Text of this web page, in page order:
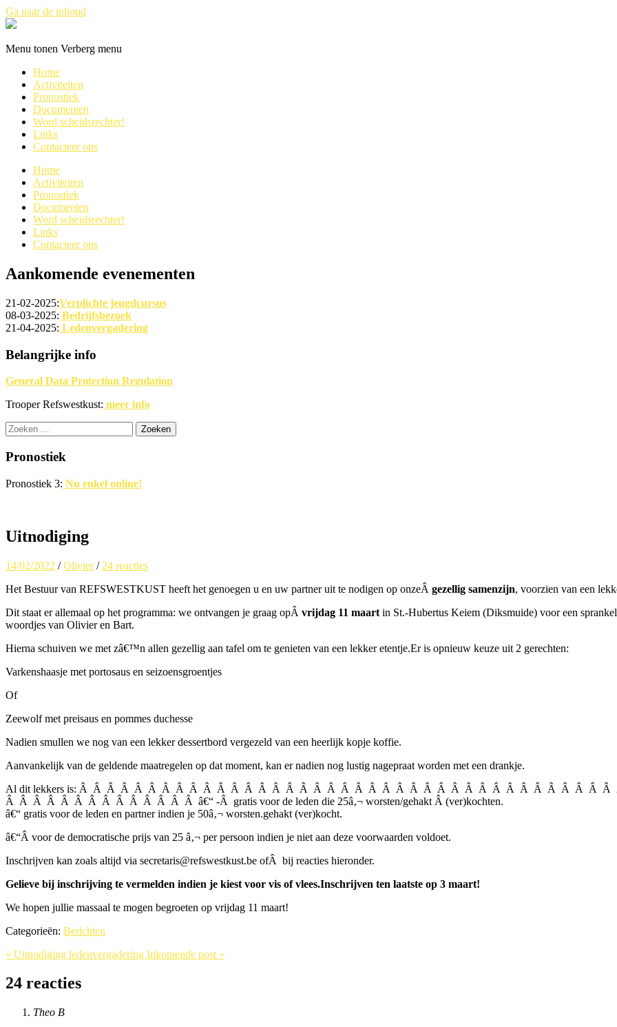
Ga naar de inhoud
Refswestkust
Menu tonen Verberg menu
Home
Activiteiten
Pronostiek
Documenten
Word scheidsrechter!
Links
Contacteer ons
Home
Activiteiten
Pronostiek
Documenten
Word scheidsrechter!
Links
Contacteer ons
Aankomende evenementen
21-02-2025:Verplichte jeugdcursus
08-03-2025: Bedrijfsbezoek
21-04-2025: Ledenvergadering
Belangrijke info
General Data Protection Regulation
Trooper Refswestkust: meer info
Zoeken
naar:
Pronostiek
Pronostiek 3: Nu enkel online!
Uitnodiging
14/02/2022 /Olivier / 24 reacties
Het Bestuur van REFSWESTKUST heeft het genoegen u en uw partner uit te nodigen op onzeÂ gezellig samenzijn, voorzien van een
Dit staat er allemaal op het programma: we ontvangen je graag opÂ vrijdag 11 maart in St.-Hubertus Keiem (Diksmuide) voor een
woordjes van Olivier en Bart.
Hierna schuiven we met zâ€™n allen gezellig aan tafel om te genieten van een lekker etentje.Er is opnieuw keuze uit 2 gerechten:
Varkenshaasje met portosaus en seizoensgroentjes
Of
Zeewolf met preisaus en pommes duchesse
Nadien smullen we nog van een lekker dessertbord vergezeld van een heerlijk kopje koffie.
Aanvankelijk van de geldende maatregelen op dat moment, kan er nadien nog lustig nagepraat worden met een drankje.
Al dit lekkers is: Â Â Â Â Â Â Â Â Â Â Â Â Â Â Â Â Â Â Â Â Â Â Â Â Â Â Â Â Â Â Â Â Â Â Â Â Â Â
Â Â Â Â Â Â Â Â Â Â Â Â Â Â â€“ -Â gratis voor de leden die 25â‚¬ worsten/gehakt Â (ver)kochten.
â€“ gratis voor de leden en partner indien je 50â‚¬ worsten.gehakt (ver)kocht.
â€“Â voor de democratische prijs van 25 â‚¬ per persoon indien je niet aan deze voorwaarden voldoet.
Inschrijven kan zoals altijd via secretaris@refswestkust.be ofÂ bij reacties hieronder.
Gelieve bij inschrijving te vermelden indien je kiest voor vis of vlees.Inschrijven ten laatste op 3 maart!
We hopen jullie massaal te mogen begroeten op vrijdag 11 maart!
Categorieën: Berichten
« Uitnodiging ledenvergadering Inkomende post »
24 reacties
Theo B